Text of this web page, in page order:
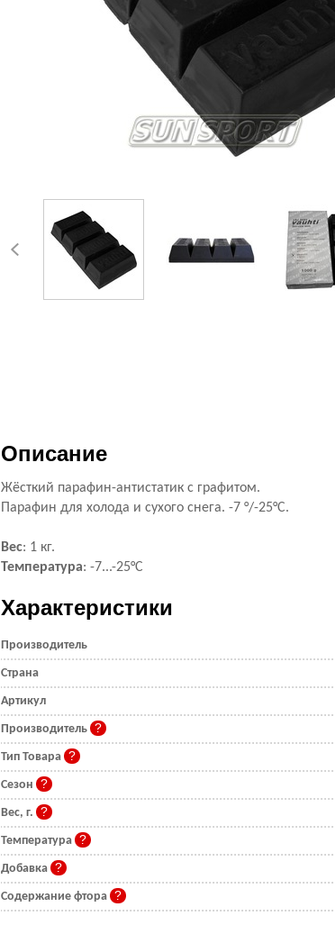
Описание
Жёсткий парафин-антистатик с графитом.
Парафин для холода и сухого снега. -7 °/-25°С.
Вес: 1 кг.
Температура: -7...-25°С
Характеристики
Производитель
Страна
Артикул
Производитель
Тип Товара
Сезон
Вес, г.
Температура
Добавка
Содержание фтора